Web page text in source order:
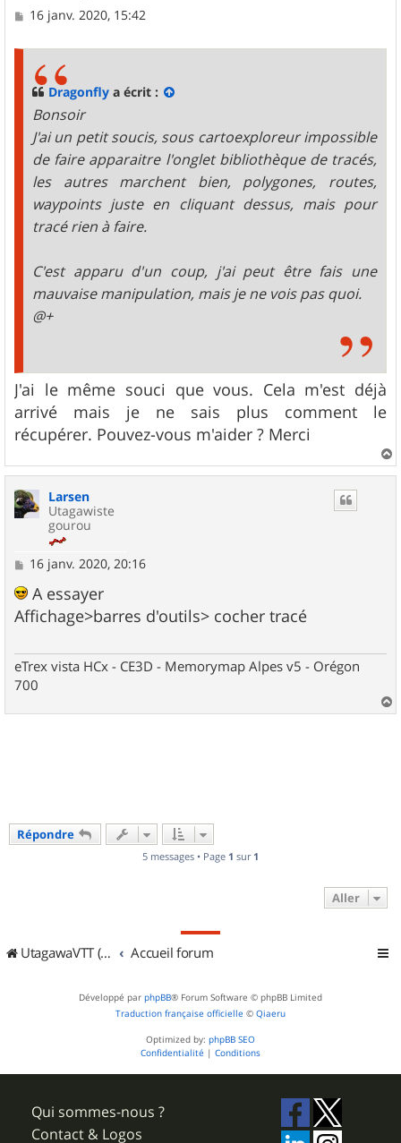
M16 janv. 2020, 15:42
Dragonfly a écrit :
Bonsoir
J'ai un petit soucis, sous cartoexploreur impossible
de faire apparaitre l'onglet bibliothèque de tracés,
les autres marchent bien, polygones, routes,
waypoints juste en cliquant dessus, mais pour
tracé rien à faire.
C'est apparu d'un coup, j'ai peut être fais une
mauvaise manipulation, mais je ne vois pas quoi.
@+
J'ai le même souci que vous. Cela m'est déjà
arrivé mais je ne sais plus comment le
récupérer. Pouvez-vous m'aider ? Merci
a
Larsen
Utagawiste
gourou
M
s
s
a
16 janv. 2020, 20:16
A essayer
Affichage>barres d'outils> cocher tracé
eTrex vista HCx - CE3D - Memorymap Alpes v5 - Orégon
700
a
Répondre
5 messages • Page 1 sur 1
Aller
UtagawaVTT (Randos VTT et VTTAE avec traces GPS) Accueil forum
Développé par phpBB® Forum Software © phpBB Limited
Traduction française officielle © Qiaeru
Optimized by: phpBB SEO
Confidentialité | Conditions
Qui sommes-nous ?
Contact & Logos